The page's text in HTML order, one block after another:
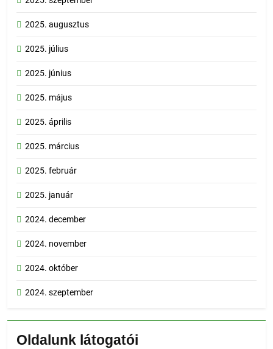
2025. augusztus
2025. július
2025. június
2025. május
2025. április
2025. március
2025. február
2025. január
2024. december
2024. november
2024. október
2024. szeptember
Oldalunk látogatói